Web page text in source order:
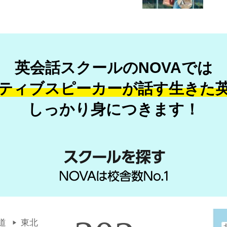
英会話スクールのNOVAでは
ィブスピーカーが話す生きた
しっかり身につきます！
東北